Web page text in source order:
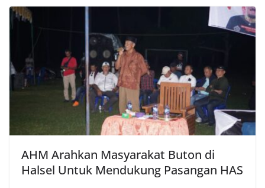
AHM Arahkan Masyarakat Buton di
Halsel Untuk Mendukung Pasangan HAS